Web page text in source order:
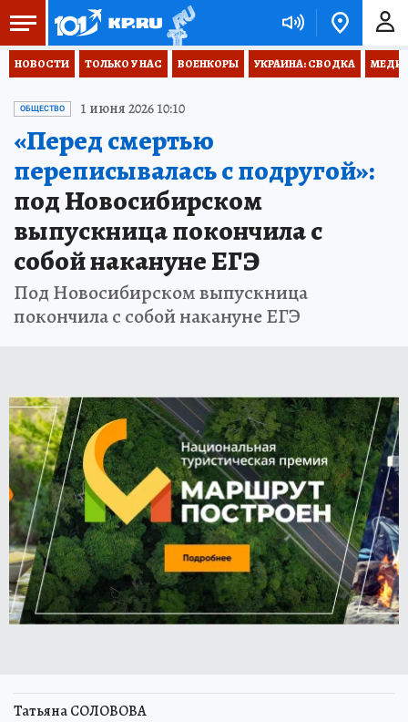
НОВОСТИ ТОЛЬКО У НАС ВОЕНКОРЫ УКРАИНА: СВОДКА
ОБЩЕСТВО 1 июня 2026 10:10
«Перед смертью
переписывалась с подругой»:
под Новосибирском
выпускница покончила с
собой накануне ЕГЭ
Под Новосибирском выпускница
покончила с собой накануне ЕГЭ
Татьяна СОЛОВОВА